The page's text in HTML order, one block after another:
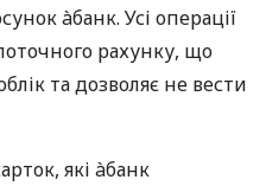
àбанк. Усі операції
рахунку, що
та дозволяє не вести
які àбанк